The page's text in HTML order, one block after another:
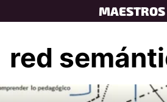
to
MAESTROS
red